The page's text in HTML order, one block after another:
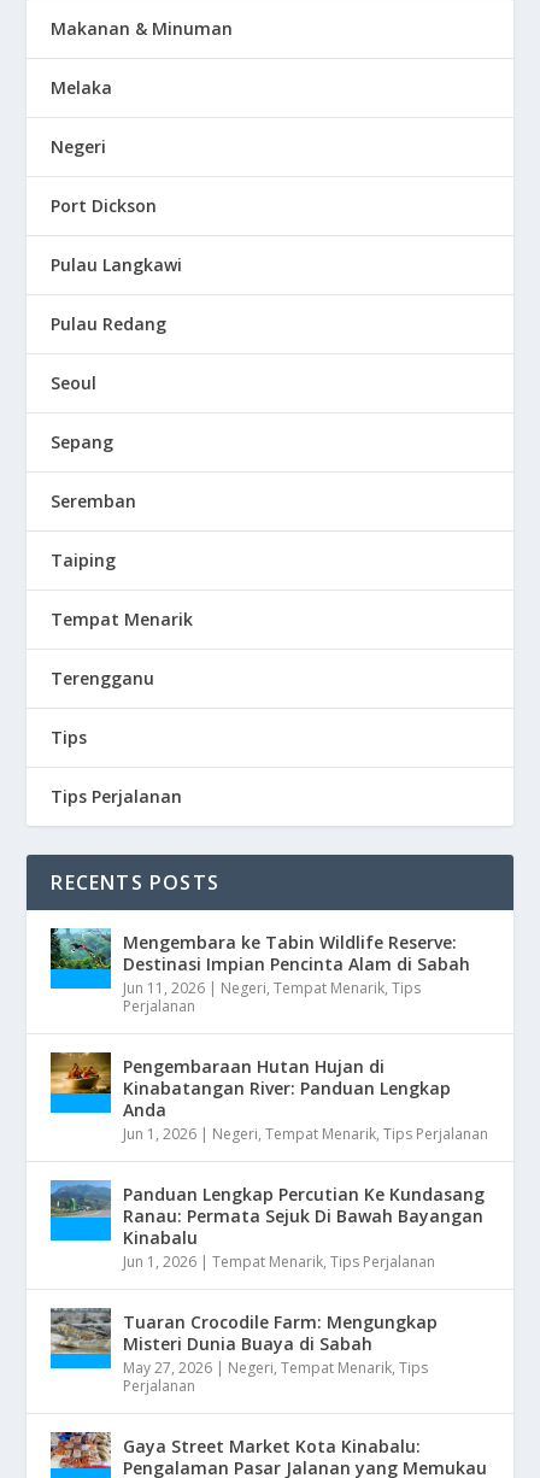
Makanan & Minuman
Melaka
Negeri
Port Dickson
Pulau Langkawi
Pulau Redang
Seoul
Sepang
Seremban
Taiping
Tempat Menarik
Terengganu
Tips
Tips Perjalanan
RECENTS POSTS
Mengembara ke Tabin Wildlife Reserve:
Destinasi Impian Pencinta Alam di Sabah
Jun 11, 2026 | Negeri,Tempat Menarik,Tips
Perjalanan
Pengembaraan Hutan Hujan di
Kinabatangan River: Panduan Lengkap
Anda
Jun 1, 2026 | Negeri,Tempat Menarik,Tips Perjalanan
Panduan Lengkap Percutian Ke Kundasang
Ranau: Permata Sejuk Di Bawah Bayangan
Kinabalu
Jun 1, 2026 |Tempat Menarik,Tips Perjalanan
Tuaran Crocodile Farm: Mengungkap
Misteri Dunia Buaya di Sabah
May 27, 2026 | Negeri,Tempat Menarik,Tips
Perjalanan
Gaya Street Market Kota Kinabalu:
Pengalaman Pasar Jalanan yang Memukau